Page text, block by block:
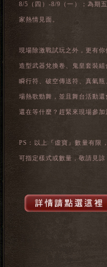
8/5（四）-8/9（一）；為期
家熱情見面。
現場除激戰試玩之外，更有
造型武器兌換卷、鬼皇套裝
瞬行符、破空傳送符、真氣
場熱歌勁舞，並且舞台活動
還在等什麼？趕緊來現場參
PS：以上『虛寶』數量有限
可指定樣式或數量，敬